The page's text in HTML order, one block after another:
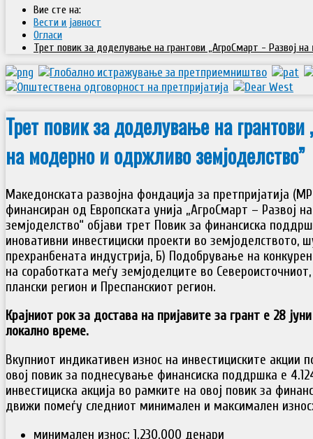
Вие сте на:
Вести и јавност
Огласи
Трет повик за доделување на грантови „АгроСмарт - Развој
Трет повик за доделување на грантови
на модерно и одржливо земјоделство”
Македонската развојна фондација за претпријатија
финансиран од Европската унија „АгроСмарт – Развој
земјоделство“ објави трет Повик за финансиска
иновативни инвестициски проекти во земјоделството,
прехранбената индустрија, Б) Подобрување на
на соработката меѓу земјоделците во
плански регион и Преспанскиот регион.
Крајниот рок за достава на пријавите за грант е 28
локално време.
Вкупниот индикативен износ на инвестициските акции
овој повик за поднесување финансиска поддршка е
инвестициска акција во рамките на овој повик за
движи помеѓу следниот минимален и максимален
минимален износ: 1.230.000 денари